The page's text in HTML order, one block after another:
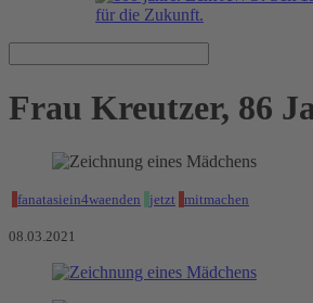
Frau Kreutzer, 86
fanatasiein4waenden jetzt mitmachen
08.03.2021